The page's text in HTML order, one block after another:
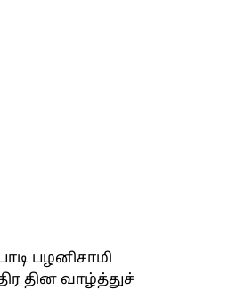
பழனிசாமி
தின வாழ்த்துச்